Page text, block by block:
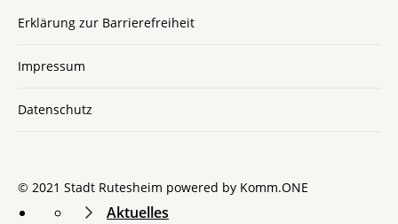
Erklärung zur Barrierefreiheit
Impressum
Datenschutz
© 2021 Stadt Rutesheim powered by Komm.ONE
Aktuelles